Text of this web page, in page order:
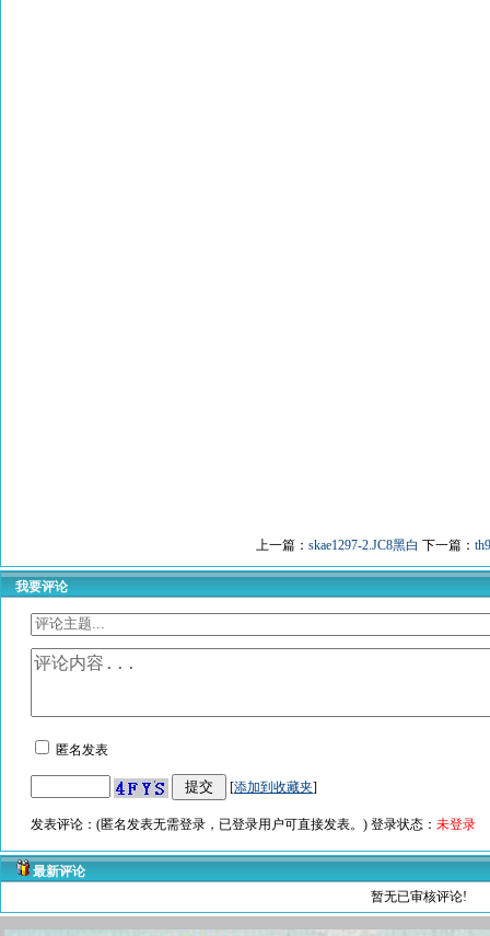
上一篇：skae1297-2.JC8黑白 下一篇：
我要评论
匿名发表
[添加到收藏夹]
发表评论：(匿名发表无需登录，已登录用户可直接发表。) 登录状态： 未登录
最新评论
暂无已审核评论!